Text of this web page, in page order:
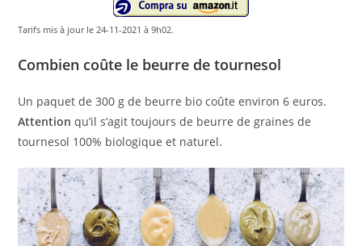
Tarifs mis à jour le 24-11-2021 à 9h02.
Combien coûte le beurre de tournesol
Un paquet de 300 g de beurre bio coûte environ 6 euros.
Attention qu’il s’agit toujours de beurre de graines de
tournesol 100% biologique et naturel.